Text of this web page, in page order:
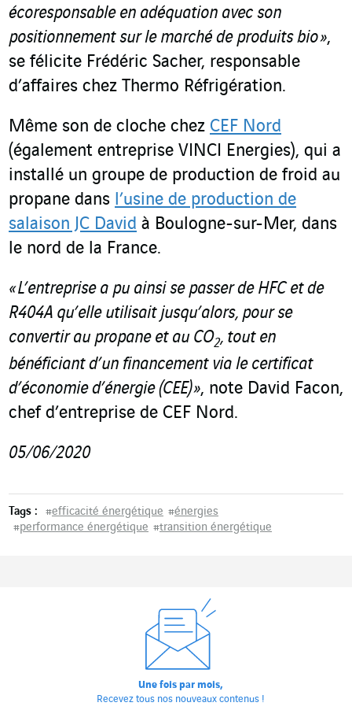
écoresponsable en adéquation avec son
positionnement sur le marché de produits bio »,
se félicite Frédéric Sacher, responsable
d’affaires chez Thermo Réfrigération.
Même son de cloche chez CEF Nord
(également entreprise VINCI Energies), qui a
installé un groupe de production de froid au
propane dans l’usine de production de
salaison JC David à Boulogne-sur-Mer, dans
le nord de la France.
« L’entreprise a pu ainsi se passer de HFC et de
R404A qu’elle utilisait jusqu’alors, pour se
convertir au propane et au CO2, tout en
bénéficiant d’un financement via le certificat
d’économie d’énergie (CEE) », note David Facon,
chef d’entreprise de CEF Nord.
05/06/2020
Tags : #efficacité énergétique #énergies
#performance énergétique #transition énergétique
Une fois par mois,
Recevez tous nos nouveaux contenus !